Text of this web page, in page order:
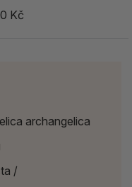
Kč
archangelica
/